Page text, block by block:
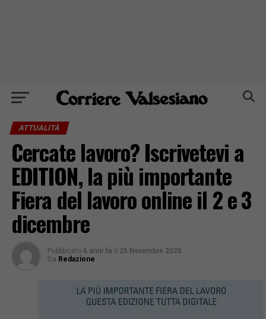
ATTUALITÀ
Cercate lavoro? Iscrivetevi a
EDITION, la più importante
Fiera del lavoro online il 2 e 3
dicembre
Pubblicato 6 anni fa il 25 Novembre 2020
Da Redazione